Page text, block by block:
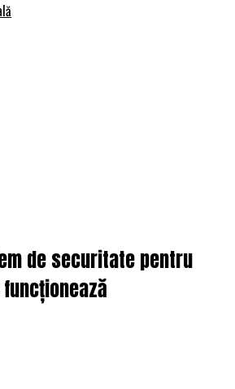
de securitate pentru